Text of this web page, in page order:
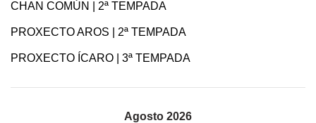
CHAN COMÚN | 2ª TEMPADA
PROXECTO AROS | 2ª TEMPADA
PROXECTO ÍCARO | 3ª TEMPADA
Agosto 2026